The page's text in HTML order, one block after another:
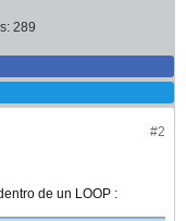
289
#2
de un LOOP :